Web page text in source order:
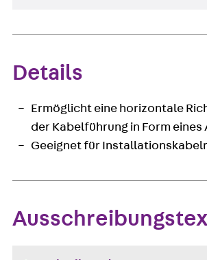
Details
Ermöglicht eine horizontale
der Kabelführung in Form eines
Geeignet für